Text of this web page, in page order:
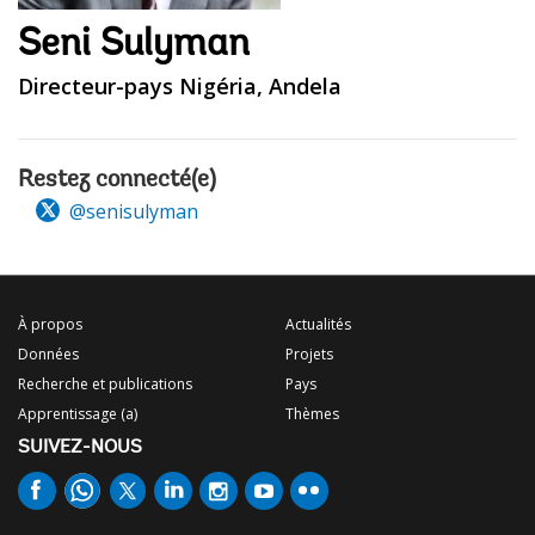
Seni Sulyman
Directeur-pays Nigéria, Andela
Restez connecté(e)
@senisulyman
À propos
Données
Recherche et publications
Apprentissage (a)
Actualités
Projets
Pays
Thèmes
SUIVEZ-NOUS